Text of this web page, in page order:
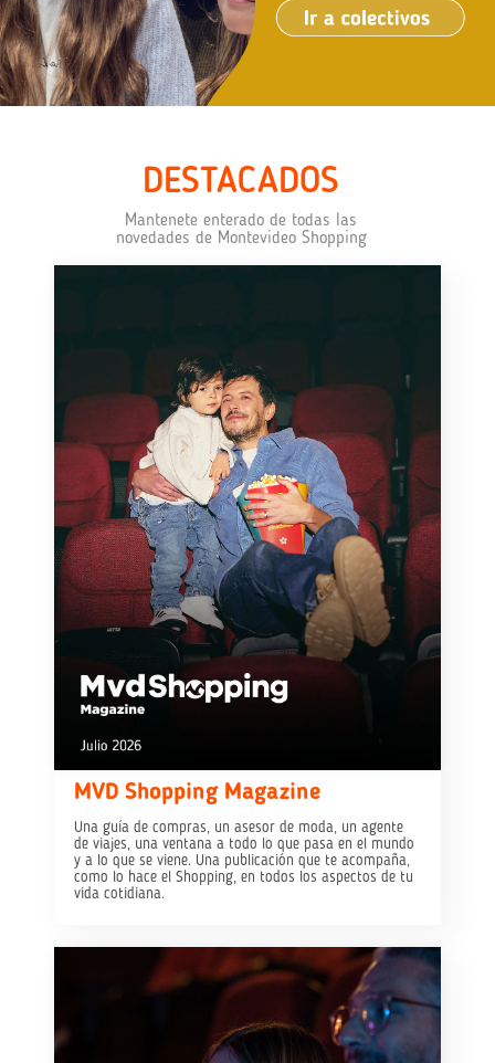
DESTACADOS
Mantenete enterado de todas las
novedades de Montevideo Shopping
MVD Shopping Magazine
Una guía de compras, un asesor de moda, un agente
de viajes, una ventana a todo lo que pasa en el mundo
y a lo que se viene. Una publicación que te acompaña,
como lo hace el Shopping, en todos los aspectos de tu
vida cotidiana.